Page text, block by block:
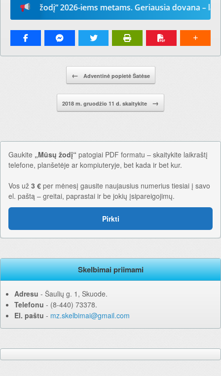
žodį“ 2026-iems metams. Geriausia dovana –
← Adventinė popietė Šatėse
2018 m. gruodžio 11 d. skaitykite →
Gaukite „Mūsų žodį“ patogiai PDF formatu – skaitykite laikraštį
telefone, planšetėje ar kompiuteryje, bet kada ir bet kur.
Vos už 3 € per mėnesį gausite naujausius numerius tiesiai į savo
el. paštą – greitai, paprastai ir be jokių įsipareigojimų.
Pirkti
Skelbimai priimami
Adresu ‐ Šaulių g. 1, Skuode.
Telefonu ‐ (8-440) 73378.
El. paštu ‐ mz.skelbimai@gmail.com